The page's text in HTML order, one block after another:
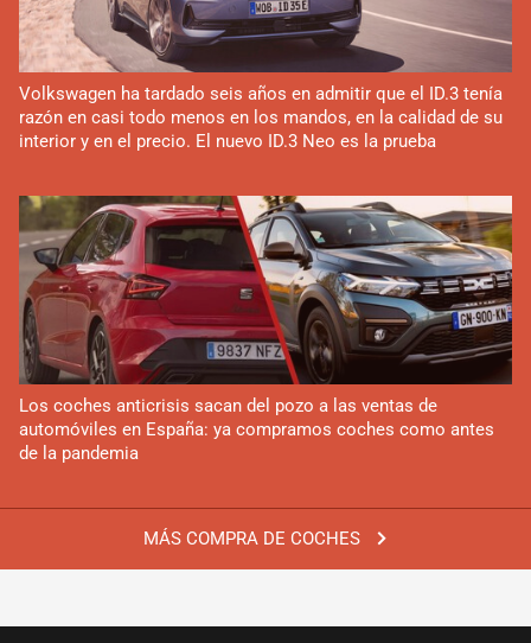
MÁS COMPRA DE COCHES
Volkswagen ha tardado seis años en admitir que el ID.3 tenía
razón en casi todo menos en los mandos, en la calidad de su
interior y en el precio. El nuevo ID.3 Neo es la prueba
Los coches anticrisis sacan del pozo a las ventas de
automóviles en España: ya compramos coches como antes
de la pandemia